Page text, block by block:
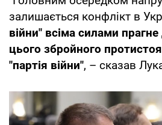
залишається конфлікт в
війни" всіма силами
цього збройного
"партія війни", – сказав